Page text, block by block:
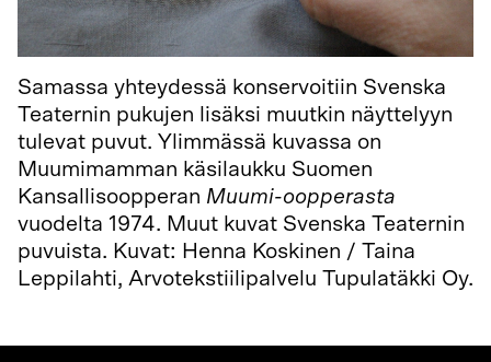
Samassa yhteydessä konservoitiin Svenska
Teaternin pukujen lisäksi muutkin näyttelyyn
tulevat puvut. Ylimmässä kuvassa on
Muumimamman käsilaukku Suomen
Kansallisoopperan Muumi-oopperasta
vuodelta 1974. Muut kuvat Svenska Teaternin
puvuista. Kuvat: Henna Koskinen / Taina
Leppilahti, Arvotekstiilipalvelu Tupulatäkki Oy.